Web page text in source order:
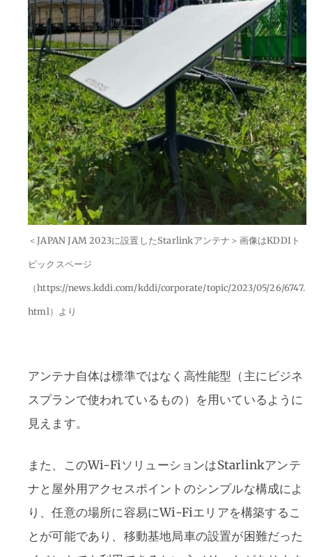
＜JAPAN JAM 2023に設置したStarlinkアンテナ＞画像はKDDIト
ピックスページ
（https://news.kddi.com/kddi/corporate/topic/2023/05/26/6747.
html）より
アンテナ自体は標準ではなく高性能型（主にビジネ
スプランで使われているもの）を用いているように
見えます。
また、このWi-FiソリューションはStarlinkアンテ
ナと屋外用アクセスポイントのシンプルな構成によ
り、任意の場所に容易にWi-Fiエリアを構築するこ
とが可能であり、移動基地局車の設置が困難だった